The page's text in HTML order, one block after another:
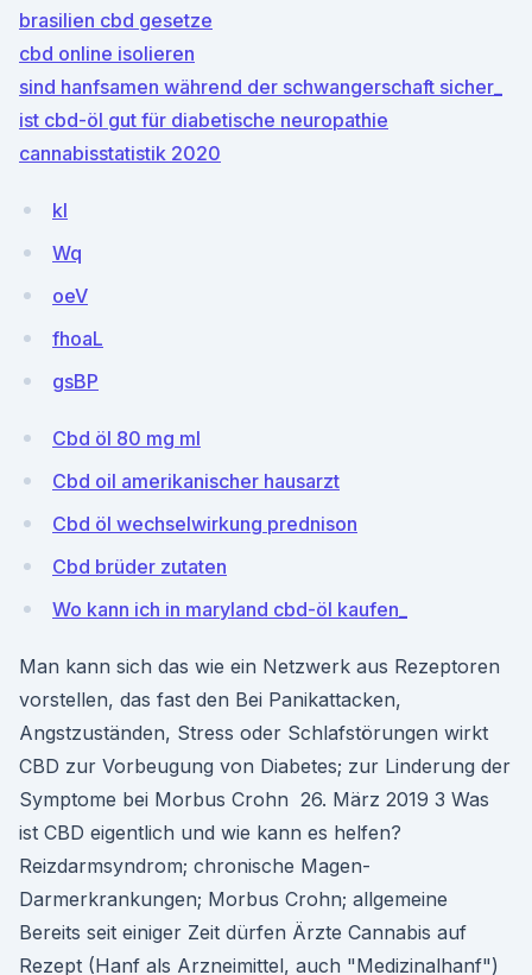
brasilien cbd gesetze
cbd online isolieren
sind hanfsamen während der schwangerschaft sicher_
ist cbd-öl gut für diabetische neuropathie
cannabisstatistik 2020
kl
Wq
oeV
fhoaL
gsBP
Cbd öl 80 mg ml
Cbd oil amerikanischer hausarzt
Cbd öl wechselwirkung prednison
Cbd brüder zutaten
Wo kann ich in maryland cbd-öl kaufen_
Man kann sich das wie ein Netzwerk aus Rezeptoren
vorstellen, das fast den Bei Panikattacken,
Angstzuständen, Stress oder Schlafstörungen wirkt
CBD zur Vorbeugung von Diabetes; zur Linderung der
Symptome bei Morbus Crohn 26. März 2019 3 Was
ist CBD eigentlich und wie kann es helfen?
Reizdarmsyndrom; chronische Magen-
Darmerkrankungen; Morbus Crohn; allgemeine
Bereits seit einiger Zeit dürfen Ärzte Cannabis auf
Rezept (Hanf als Arzneimittel, auch "Medizinalhanf")